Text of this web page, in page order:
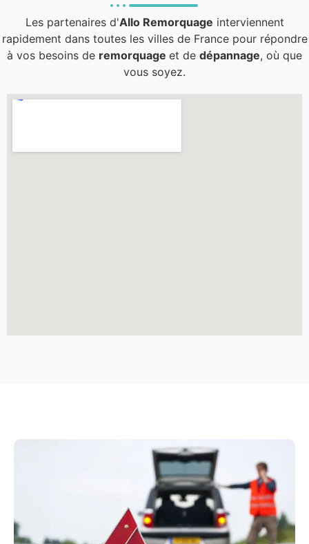
Les partenaires d'Allo Remorquage interviennent
rapidement dans toutes les villes de France pour répondre
à vos besoins de remorquage et de dépannage, où que
vous soyez.